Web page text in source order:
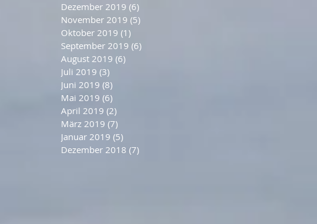
Dezember 2019 (6)
November 2019 (5)
Oktober 2019 (1)
September 2019 (6)
August 2019 (6)
Juli 2019 (3)
Juni 2019 (8)
Mai 2019 (6)
April 2019 (2)
März 2019 (7)
Januar 2019 (5)
Dezember 2018 (7)